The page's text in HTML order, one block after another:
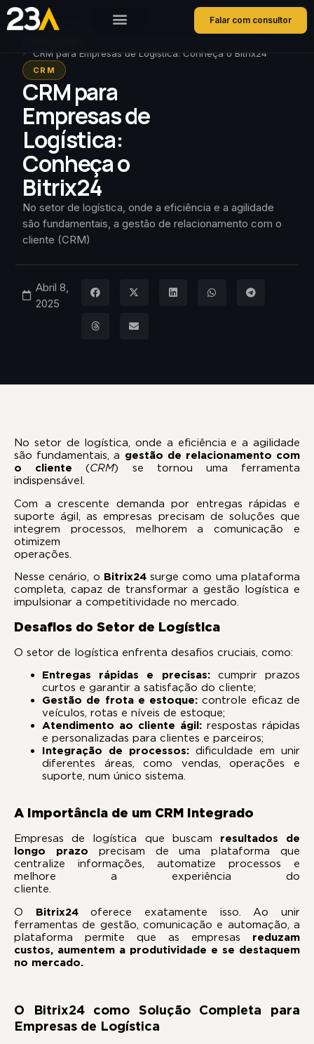
Falar com consultor
CRM para Empresas de Logística: Conheça o Bitrix24
CRM
CRM para
Empresas de
Logística:
Conheça o
Bitrix24
No setor de logística, onde a eficiência e a agilidade
são fundamentais, a gestão de relacionamento com o
cliente (CRM)
Abril 8,
2025
No setor de logística, onde a eficiência e a agilidade
são fundamentais, a gestão de relacionamento com
o cliente (CRM) se tornou uma ferramenta
Com a crescente demanda por entregas rápidas e
suporte ágil, as empresas precisam de soluções que
integrem processos, melhorem a comunicação e
otimizem
Nesse cenário, o Bitrix24surge como uma plataforma
completa, capaz de transformar a gestão logística e
impulsionar a competitividade no mercado.
Desafios do Setor de Logística
O setor de logística enfrenta desafios cruciais, como:
Entregas rápidas e precisas: cumprir prazos
curtos e garantir a satisfação do cliente;
Gestão de frota e estoque:controle eficaz de
veículos, rotas e níveis de estoque;
Atendimento ao cliente ágil: respostas rápidas
e personalizadas para clientes e parceiros;
Integração de processos: dificuldade em unir
diferentes áreas, como vendas, operações e
suporte, num único sistema.
A Importância de um CRM Integrado
Empresas de logística que buscam resultados de
longo prazo precisam de uma plataforma que
centralize informações, automatize processos e
melhore a experiência do
cliente.
O Bitrix24oferece exatamente isso. Ao unir
ferramentas de gestão, comunicação e automação, a
plataforma permite que as empresas reduzam
custos, aumentem a produtividade e se destaquem
no mercado.
O Bitrix24 como Solução Completa para
Empresas de Logística